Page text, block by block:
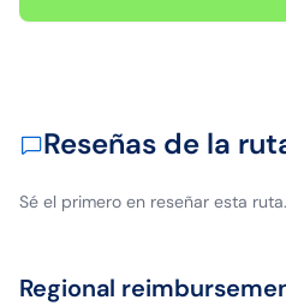
Reseñas de la
Sé el primero en reseñar esta ruta.
Regional